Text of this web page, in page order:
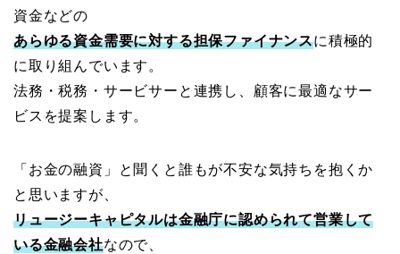
資金などの
あらゆる資金需要に対する担保ファイナンスに積極的
に取り組んでいます。
法務・税務・サービサーと連携し、顧客に最適なサー
ビスを提案します。
「お金の融資」と聞くと誰もが不安な気持ちを抱くか
と思いますが、
リュージーキャピタルは金融庁に認められて営業して
いる金融会社なので、